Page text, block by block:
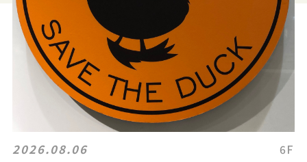
2026.08.06 6F